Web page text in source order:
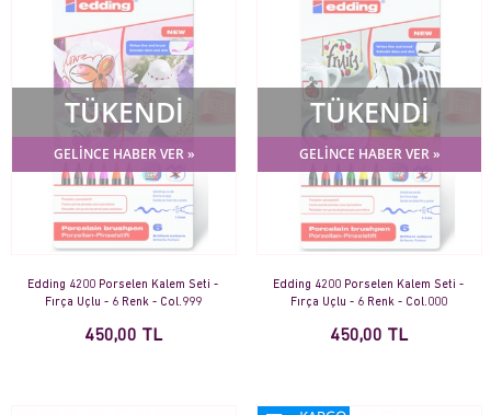
TÜKENDİ
GELİNCE HABER VER »
Edding 4200 Porselen Kalem Seti -
Fırça Uçlu - 6 Renk - Col.999
450,00 TL
TÜKENDİ
GELİNCE HABER VER »
Edding 4200 Porselen Kalem Seti -
Fırça Uçlu - 6 Renk - Col.000
450,00 TL